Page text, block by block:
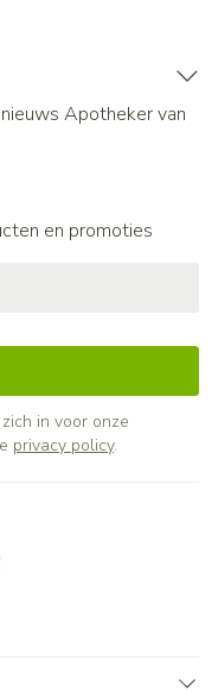
Apotheker van
en promoties
in voor onze
privacy policy.